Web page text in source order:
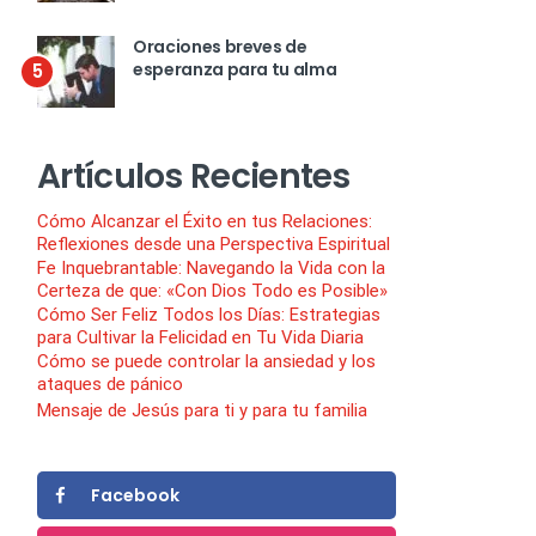
5
Oraciones breves de
esperanza para tu alma
Artículos Recientes
Cómo Alcanzar el Éxito en tus Relaciones:
Reflexiones desde una Perspectiva Espiritual
Fe Inquebrantable: Navegando la Vida con la
Certeza de que: «Con Dios Todo es Posible»
Cómo Ser Feliz Todos los Días: Estrategias
para Cultivar la Felicidad en Tu Vida Diaria
Cómo se puede controlar la ansiedad y los
ataques de pánico
Mensaje de Jesús para ti y para tu familia
Facebook